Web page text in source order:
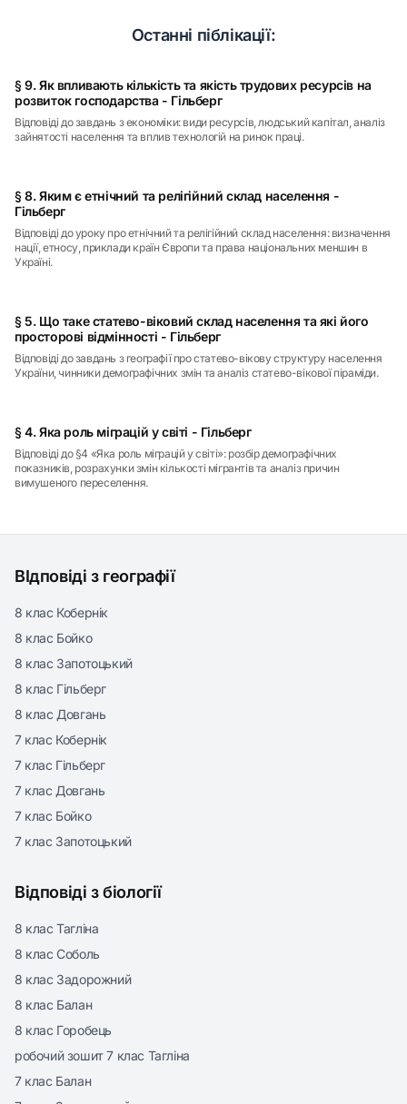
Останні піблікації:
§ 9. Як впливають кількість та якість трудових ресурсів на
розвиток господарства - Гільберг
Відповіді до завдань з економіки: види ресурсів, людський капітал, аналіз
зайнятості населення та вплив технологій на ринок праці.
§ 8. Яким є етнічний та релігійний склад населення -
Гільберг
Відповіді до уроку про етнічний та релігійний склад населення: визначення
нації, етносу, приклади країн Європи та права національних меншин в
Україні.
§ 5. Що таке статево-віковий склад населення та які його
просторові відмінності - Гільберг
Відповіді до завдань з географії про статево-вікову структуру населення
України, чинники демографічних змін та аналіз статево-вікової піраміди.
§ 4. Яка роль міграцій у світі - Гільберг
Відповіді до §4 «Яка роль міграцій у світі»: розбір демографічних
показників, розрахунки змін кількості мігрантів та аналіз причин
вимушеного переселення.
ВІдповіді з географії
8 клас Кобернік
8 клас Бойко
8 клас Запотоцький
8 клас Гільберг
8 клас Довгань
7 клас Кобернік
7 клас Гільберг
7 клас Довгань
7 клас Бойко
7 клас Запотоцький
Відповіді з біології
8 клас Тагліна
8 клас Соболь
8 клас Задорожний
8 клас Балан
8 клас Горобець
робочий зошит 7 клас Тагліна
7 клас Балан